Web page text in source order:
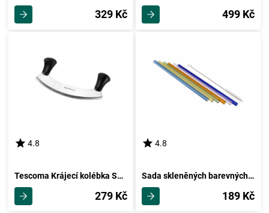
329 Kč 499 Kč
4.8
Tescoma Krájecí kolébka SONIC, 25 cm
279 Kč
4.8
Sada skleněných barevných brček s kartáčkem, 6 ks
189 Kč